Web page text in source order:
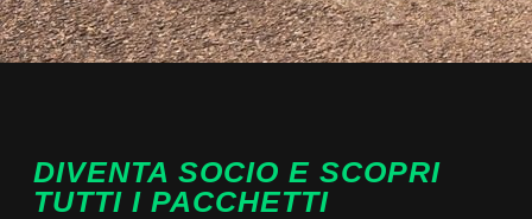
DIVENTA SOCIO E SCOPRI
TUTTI I PACCHETTI